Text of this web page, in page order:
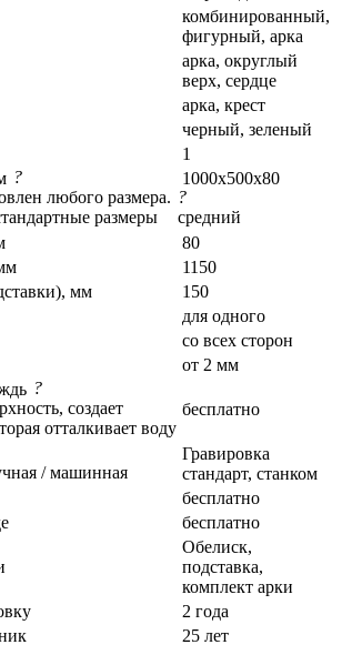
комбинированный,
фигурный, арка
арка, округлый
верх, сердце
арка, крест
черный, зеленый
1
?
любого размера.
размеры
1000x500x80
?
средний
80
1150
мм
150
для одного
со всех сторон
от 2 мм
?
создает
отталкивает воду
бесплатно
/ машинная
Гравировка
стандарт, станком
бесплатно
бесплатно
Обелиск,
подставка,
комплект арки
2 года
25 лет